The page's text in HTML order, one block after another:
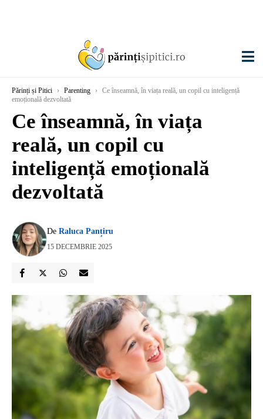
Părinți și Pitici › Parenting ›
Ce înseamnă, în viața reală, un copil cu inteligență
emoțională dezvoltată
Ce înseamnă, în viața
reală, un copil cu
inteligență emoțională
dezvoltată
De Raluca Panțiru
15 DECEMBRIE 2025